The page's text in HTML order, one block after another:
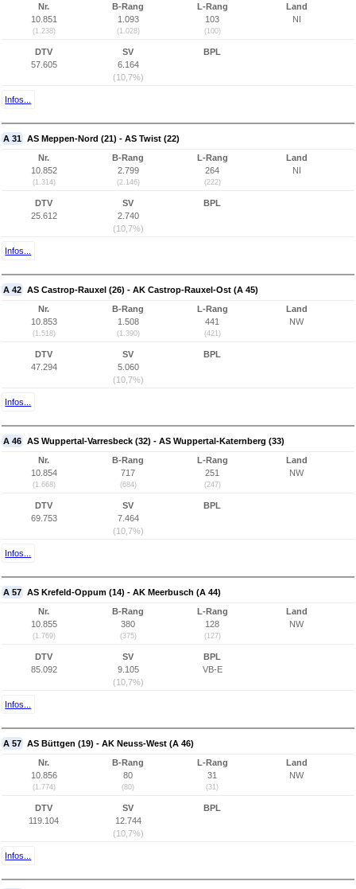
Nr.
10.851
(1.238)
B-Rang
1.093
(1.028)
L-Rang
103
(100)
Land
NI
DTV
57.605
SV
6.164
(10,7%)
BPL
Infos...
A 31 AS Meppen-Nord (21) - AS Twist (22)
Nr.
10.852
(1.314)
B-Rang
2.799
(2.146)
L-Rang
264
(222)
Land
NI
DTV
25.612
SV
2.740
(10,7%)
BPL
Infos...
A 42 AS Castrop-Rauxel (26) - AK Castrop-Rauxel-Ost (A 45)
Nr.
10.853
(1.518)
B-Rang
1.508
(1.390)
L-Rang
441
(421)
Land
NW
DTV
47.294
SV
5.060
(10,7%)
BPL
Infos...
A 46 AS Wuppertal-Varresbeck (32) - AS Wuppertal-Katernberg (33)
Nr.
10.854
(1.668)
B-Rang
717
(684)
L-Rang
251
(247)
Land
NW
DTV
69.753
SV
7.464
(10,7%)
BPL
Infos...
A 57 AS Krefeld-Oppum (14) - AK Meerbusch (A 44)
Nr.
10.855
(1.769)
B-Rang
380
(375)
L-Rang
128
(127)
Land
NW
DTV
85.092
SV
9.105
(10,7%)
BPL
VB-E
Infos...
A 57 AS Büttgen (19) - AK Neuss-West (A 46)
Nr.
10.856
(1.774)
B-Rang
80
(80)
L-Rang
31
(31)
Land
NW
DTV
119.104
SV
12.744
(10,7%)
BPL
Infos...